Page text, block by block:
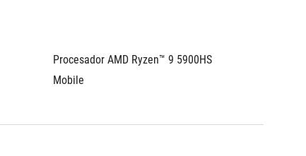
Procesador AMD Ryzen™ 9 5900HS
Mobile